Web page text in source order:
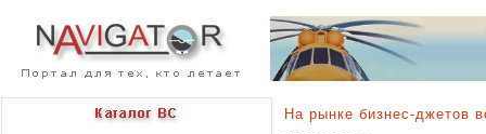
На рынке бизнес-джетов